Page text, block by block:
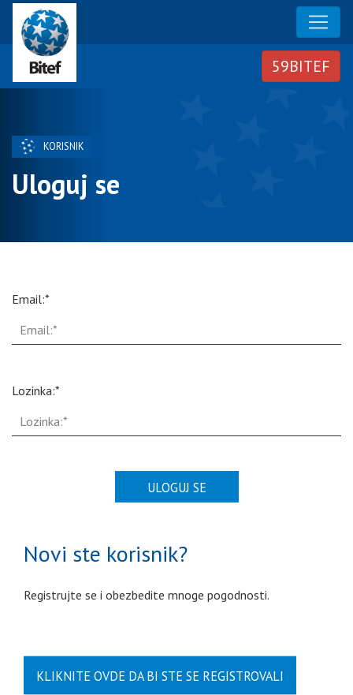
KORISNIK
Uloguj se
Email:*
Lozinka:*
ULOGUJ SE
Novi ste korisnik?
Registrujte se i obezbedite mnoge pogodnosti.
KLIKNITE OVDE DA BI STE SE REGISTROVALI